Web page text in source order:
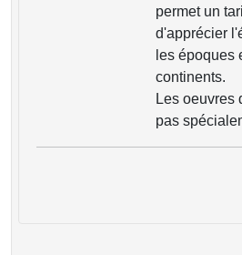
permet un
d'apprécier
les époques
continents.
Les oeuvres
pas